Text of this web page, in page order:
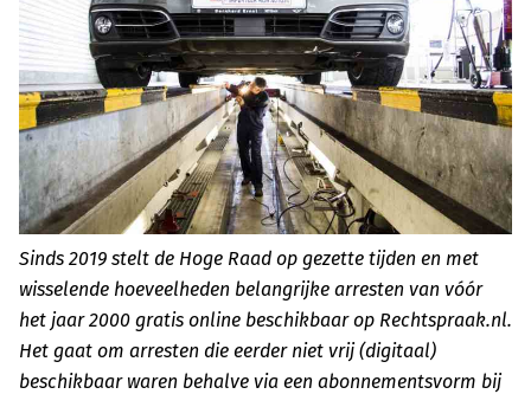
Sinds 2019 stelt de Hoge Raad op gezette tijden en met
wisselende hoeveelheden belangrijke arresten van vóór
het jaar 2000 gratis online beschikbaar op Rechtspraak.nl.
Het gaat om arresten die eerder niet vrij (digitaal)
beschikbaar waren behalve via een abonnementsvorm bij